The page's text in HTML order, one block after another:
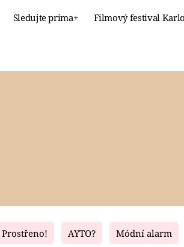
Sledujte prima+ Filmový festival
Living
Prostřeno! AYTO? Módní alarm